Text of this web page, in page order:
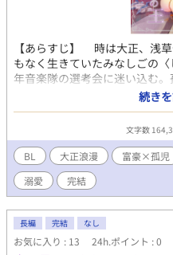
【あらすじ】 時は大正、浅
もなく生きていたみなしごの
年音楽隊の選考会に迷い込む
をかけられ、みすぼらしい濡
を、まっすぐに見つめる者が
か？」 その男、若き百貨店
が、しおんの世界を大きく変
ない系大正浪漫、ここに開幕。
です。無断転載ご遠慮ください
・・・・・・・・・・・・・・
を見たかい」に後日談のえろ
12/28（土）南棟ﾉ19b「不機嫌
・・・・・・・・・・・・・・
続き
文字数
BL 大正浪漫 富豪×孤児
溺愛
完結
長編 完結 なし
お気に入り : 13 24h.ポイント : 0